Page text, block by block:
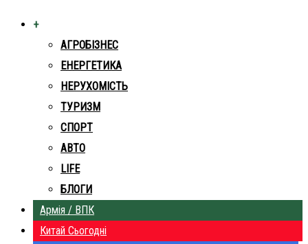
+
АГРОБІЗНЕС
ЕНЕРГЕТИКА
НЕРУХОМІСТЬ
ТУРИЗМ
СПОРТ
АВТО
LIFE
БЛОГИ
Армія / ВПК
Китай Сьогодні